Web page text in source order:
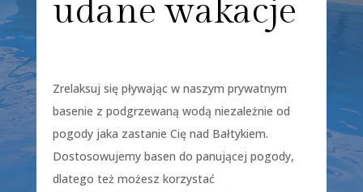
udane wakacje
Zrelaksuj się pływając w naszym prywatnym
basenie z podgrzewaną wodą niezależnie od
pogody jaka zastanie Cię nad Bałtykiem.
Dostosowujemy basen do panującej pogody,
dlatego też możesz korzystać